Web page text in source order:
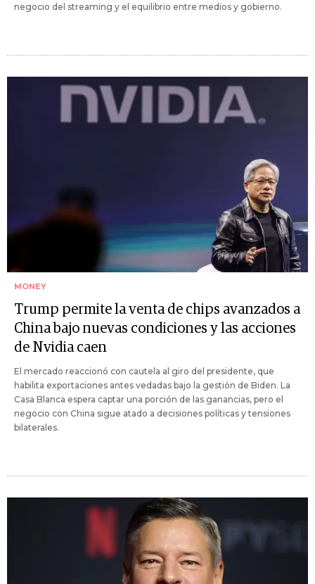
negocio del streaming y el equilibrio entre medios y gobierno.
MONEY
Trump permite la venta de chips avanzados a
China bajo nuevas condiciones y las acciones
de Nvidia caen
El mercado reaccionó con cautela al giro del presidente, que
habilita exportaciones antes vedadas bajo la gestión de Biden. La
Casa Blanca espera captar una porción de las ganancias, pero el
negocio con China sigue atado a decisiones políticas y tensiones
bilaterales.